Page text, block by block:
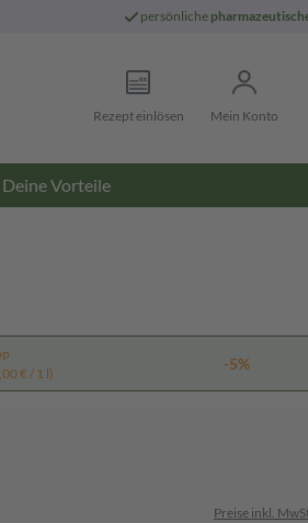
persönliche
Rezept einlösen Mein Konto
Deine Vorteile
€ / 1 l)
-5%
Preise inkl.